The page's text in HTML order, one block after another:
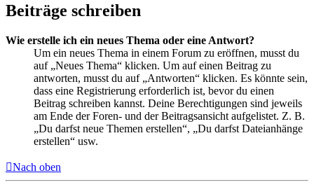
Beiträge schreiben
Wie erstelle ich ein neues Thema oder eine Antwort?
Um ein neues Thema in einem Forum zu eröffnen, musst du
auf „Neues Thema“ klicken. Um auf einen Beitrag zu
antworten, musst du auf „Antworten“ klicken. Es könnte sein,
dass eine Registrierung erforderlich ist, bevor du einen
Beitrag schreiben kannst. Deine Berechtigungen sind jeweils
am Ende der Foren- und der Beitragsansicht aufgelistet. Z. B.
„Du darfst neue Themen erstellen“, „Du darfst Dateianhänge
erstellen“ usw.
Nach oben